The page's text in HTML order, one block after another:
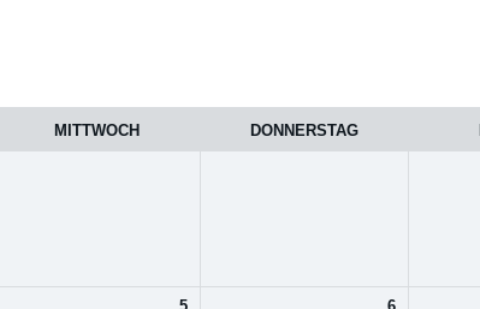
MITTWOCH DONNERSTAG